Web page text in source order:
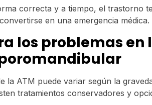
correcta y a tiempo, el trastorno
en una emergencia médica.
los problemas en
la ATM puede variar según la
tratamientos conservadores y